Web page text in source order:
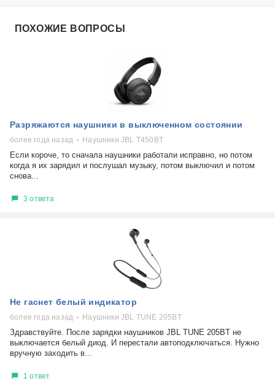
ПОХОЖИЕ ВОПРОСЫ
Разряжаются наушники в выключенном состоянии
более года назад Наушники JBL T450BT
Если короче, то сначала наушники работали исправно, но потом
когда я их зарядил и послушал музыку, потом выключил и потом
снова...
3 ответа
Не гаснет белый индикатор
более года назад Наушники JBL TUNE 205BT
Здравствуйте. После зарядки наушников JBL TUNE 205BT не
выключается белый диод. И перестали автоподключаться. Нужно
вручную заходить в...
1 ответ